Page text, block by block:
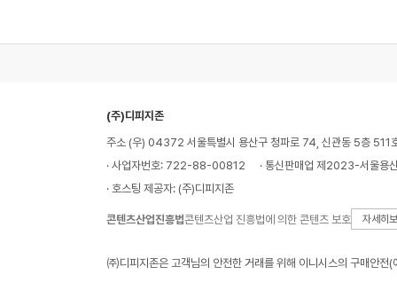
(주)디피지존
주소 (우) 04372 서울특별시 용산구 청파로 74, 신관동 5층 511
· 사업자번호: 722-88-00812
· 통신판매업 제2023-서울
· 호스팅 제공자: (주)디피지존
콘텐츠산업진흥법콘텐츠산업 진흥법에 의한 콘텐츠 보호 자세히
㈜디피지존은 고객님의 안전한 거래를 위해 이니시스의 구매안전